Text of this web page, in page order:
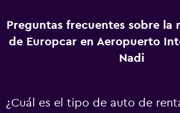
Preguntas frecuentes sobre la
de Europcar en Aeropuerto
Nadi
¿Cuál es el tipo de auto de